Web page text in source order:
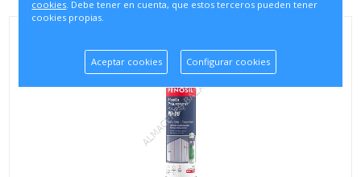
cookies. Debe tener en cuenta, que estos terceros pueden tener
cookies propias.
Aceptar cookies Configurar cookies